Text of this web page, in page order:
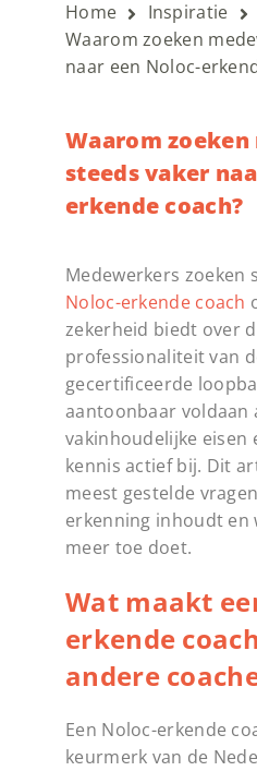
Home Inspiratie
Waarom zoeken
naar een Noloc-
Waarom
steeds vaker
erkende coach?
Medewerkers zoeken
Noloc-erkende coach
zekerheid biedt over
professionaliteit van
gecertificeerde
aantoonbaar voldaan
vakinhoudelijke
kennis actief bij. Dit
meest gestelde
erkenning inhoudt en
meer toe doet.
Wat maakt
erkende
andere
Een Noloc-erkende
keurmerk van de